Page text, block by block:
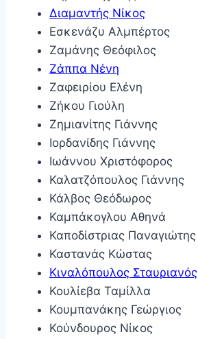
Διαμαντής Νίκος
Εσκενάζυ Αλμπέρτος
Ζαμάνης Θεόφιλος
Ζάππα Νένη
Ζαφειρίου Ελένη
Ζήκου Γιούλη
Ζημιανίτης Γιάννης
Ιορδανίδης Γιάννης
Ιωάννου Χριστόφορος
Καλατζόπουλος Γιάννης
Κάλβος Θεόδωρος
Καμπάκογλου Αθηνά
Καποδίστριας Παναγιώτης
Καστανάς Κώστας
Κιναλόπουλος Σταυριανός
Κουλίεβα Ταμίλλα
Κουμπανάκης Γεώργιος
Κούνδουρος Νίκος